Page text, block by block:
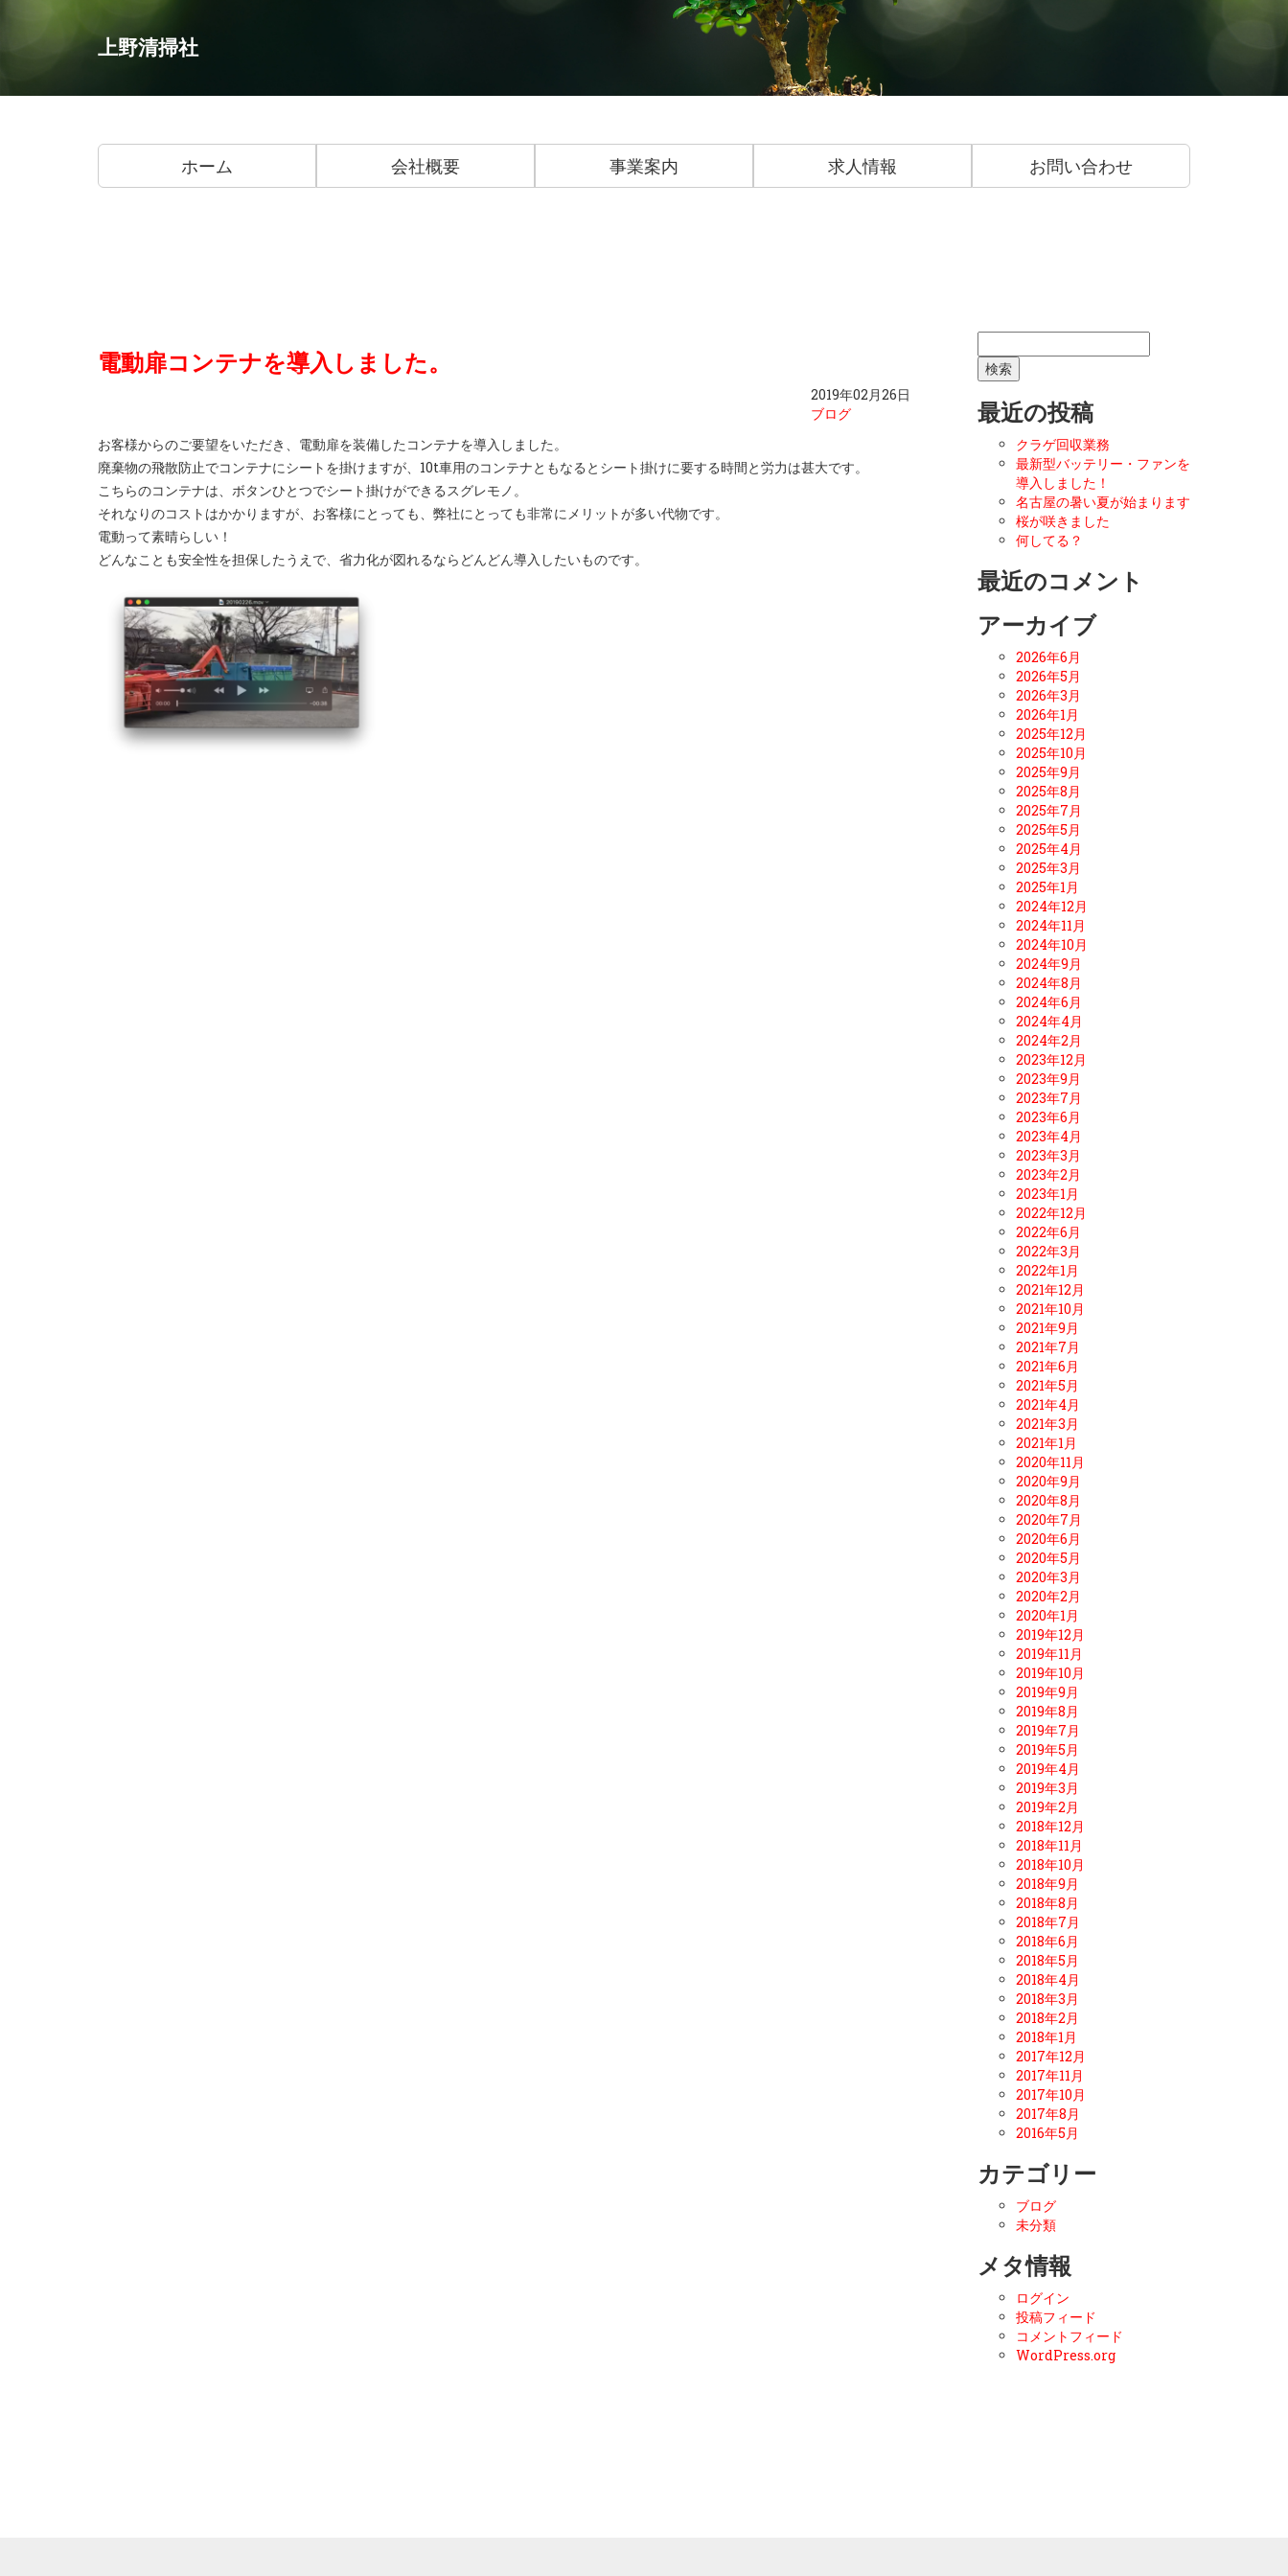
上野清掃社
ホーム 会社概要 事業案内 求人情報 お問い合わせ
電動扉コンテナを導入しました。
2019年02月26日
ブログ
お客様からのご要望をいただき、電動扉を装備したコンテナを導入しました。
廃棄物の飛散防止でコンテナにシートを掛けますが、10t車用のコンテナともなるとシート掛けに要する時間と労力は甚大です。
こちらのコンテナは、ボタンひとつでシート掛けができるスグレモノ。
それなりのコストはかかりますが、お客様にとっても、弊社にとっても非常にメリットが多い代物です。
電動って素晴らしい！
どんなことも安全性を担保したうえで、省力化が図れるならどんどん導入したいものです。
索:
最近の投稿
クラゲ回収業務
最新型バッテリー・ファンを
導入しました！
名古屋の暑い夏が始まります
桜が咲きました
何してる？
最近のコメント
アーカイブ
2026年6月
2026年5月
2026年3月
2026年1月
2025年12月
2025年10月
2025年9月
2025年8月
2025年7月
2025年5月
2025年4月
2025年3月
2025年1月
2024年12月
2024年11月
2024年10月
2024年9月
2024年8月
2024年6月
2024年4月
2024年2月
2023年12月
2023年9月
2023年7月
2023年6月
2023年4月
2023年3月
2023年2月
2023年1月
2022年12月
2022年6月
2022年3月
2022年1月
2021年12月
2021年10月
2021年9月
2021年7月
2021年6月
2021年5月
2021年4月
2021年3月
2021年1月
2020年11月
2020年9月
2020年8月
2020年7月
2020年6月
2020年5月
2020年3月
2020年2月
2020年1月
2019年12月
2019年11月
2019年10月
2019年9月
2019年8月
2019年7月
2019年5月
2019年4月
2019年3月
2019年2月
2018年12月
2018年11月
2018年10月
2018年9月
2018年8月
2018年7月
2018年6月
2018年5月
2018年4月
2018年3月
2018年2月
2018年1月
2017年12月
2017年11月
2017年10月
2017年8月
2016年5月
カテゴリー
ブログ
未分類
メタ情報
ログイン
投稿フィード
コメントフィード
WordPress.org